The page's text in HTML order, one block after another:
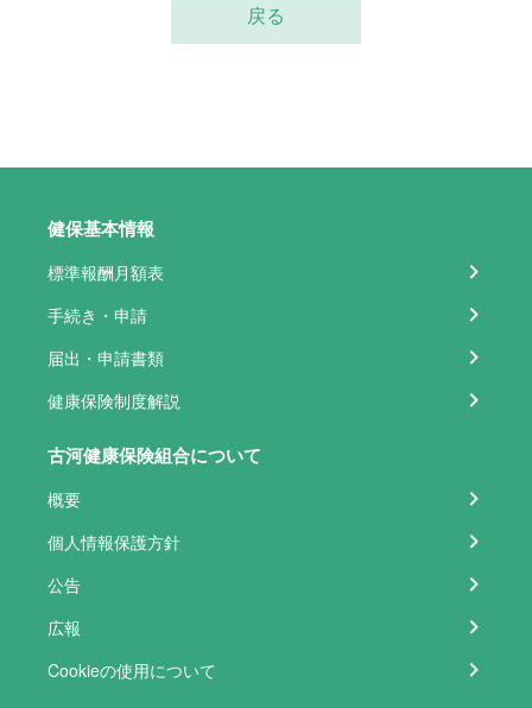
戻る
健保基本情報
標準報酬月額表
手続き・申請
届出・申請書類
健康保険制度解説
古河健康保険組合について
概要
個人情報保護方針
公告
広報
Cookieの使用について